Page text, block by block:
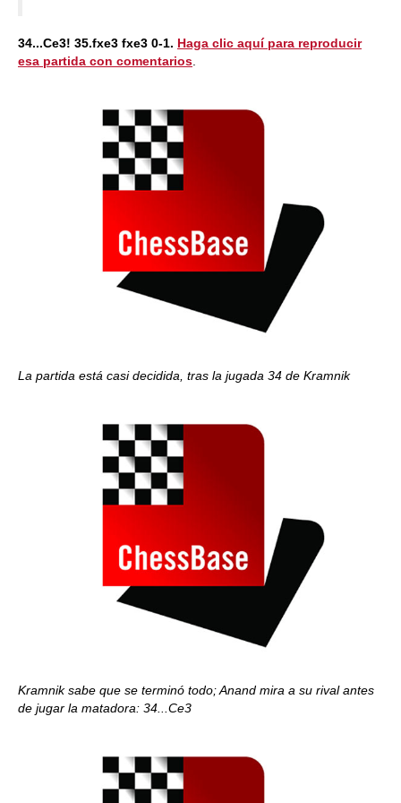
34...Ce3! 35.fxe3 fxe3 0-1. Haga clic aquí para reproducir
esa partida con comentarios
La partida está casi decidida, tras la jugada 34 de Kramnik
Kramnik sabe que se terminó todo; Anand mira a su rival antes
de jugar la matadora: 34...Ce3